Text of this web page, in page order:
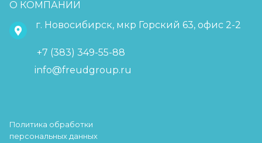
О КОМПАНИИ
г. Новосибирск, мкр Горский 63, офис 2-2
+7 (383) 349-55-88
info@freudgroup.ru
Политика обработки
персональных данных